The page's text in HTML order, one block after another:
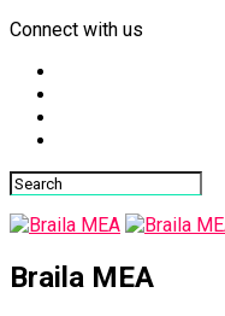
Connect with us
Braila MEA